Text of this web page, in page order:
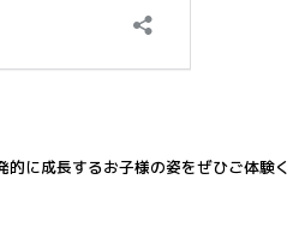
に成長するお子様の姿をぜひご体験